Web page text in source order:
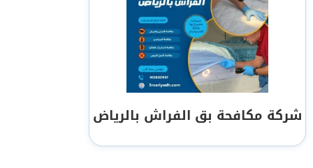
شركة مكافحة بق الفراش بالرياض